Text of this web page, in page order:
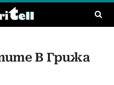
В Грижа